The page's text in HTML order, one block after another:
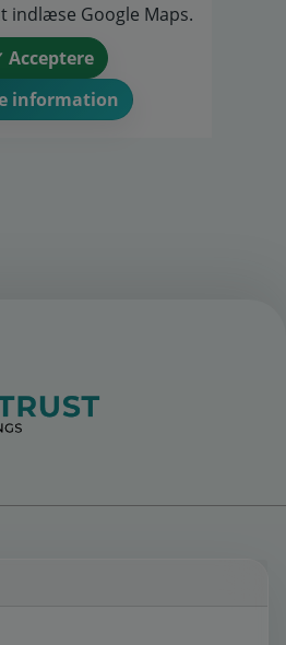
indlæse Google Maps.
Acceptere
information